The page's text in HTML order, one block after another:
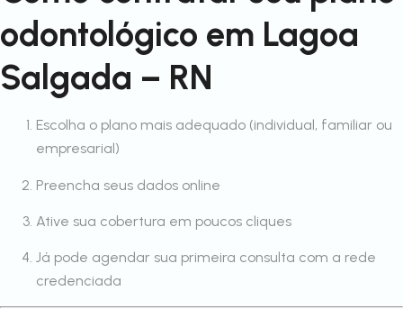
odontológico em Lagoa
Salgada – RN
Escolha o plano mais adequado (individual, familiar ou
empresarial)
Preencha seus dados online
Ative sua cobertura em poucos cliques
Já pode agendar sua primeira consulta com a rede
credenciada